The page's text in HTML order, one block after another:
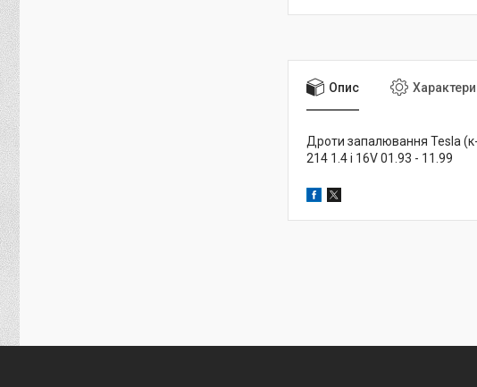
Опис
Дроти запалювання Tesla
214 1.4 i 16V 01.93 - 11.99